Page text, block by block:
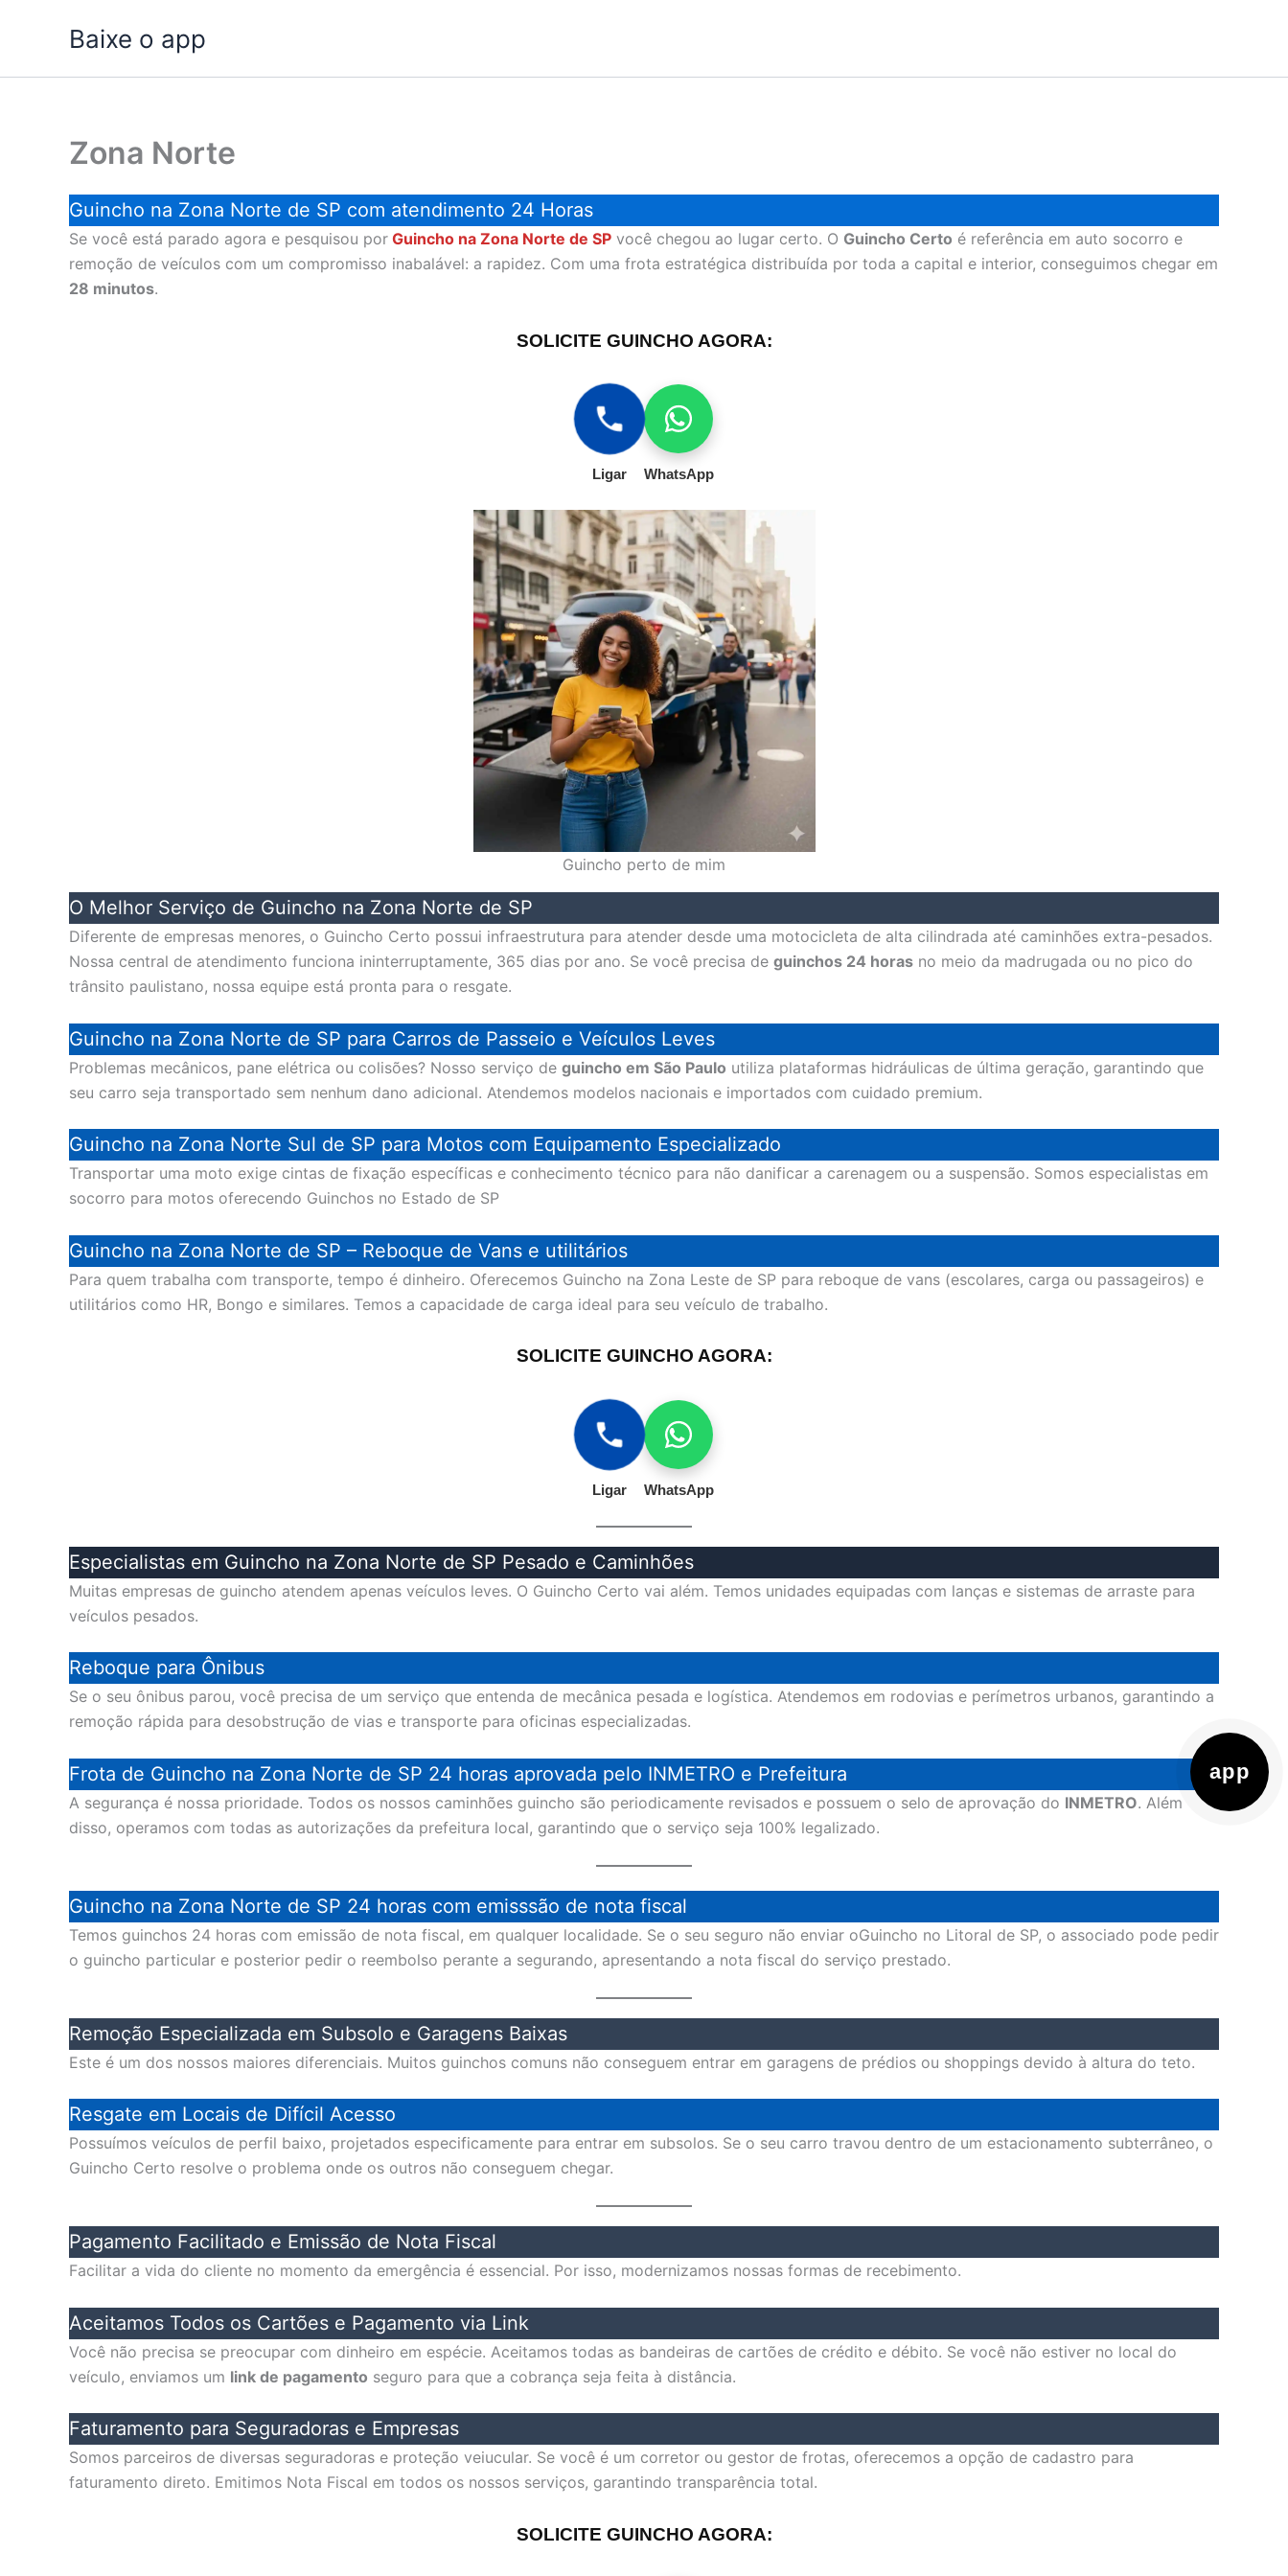
app
Baixe o app
Zona Norte
Guincho na Zona Norte de SP com atendimento 24 Horas
Se você está parado agora e pesquisou por Guincho na Zona Norte de SP você chegou ao lugar certo. O Guincho Certo é referência em auto socorro e
remoção de veículos com um compromisso inabalável: a rapidez. Com uma frota estratégica distribuída por toda a capital e interior, conseguimos chegar em
28 minutos.
SOLICITE GUINCHO AGORA:
Ligar WhatsApp
Guincho perto de mim
O Melhor Serviço de Guincho na Zona Norte de SP
Diferente de empresas menores, o Guincho Certo possui infraestrutura para atender desde uma motocicleta de alta cilindrada até caminhões extra-pesados.
Nossa central de atendimento funciona ininterruptamente, 365 dias por ano. Se você precisa de guinchos 24 horas no meio da madrugada ou no pico do
trânsito paulistano, nossa equipe está pronta para o resgate.
Guincho na Zona Norte de SP para Carros de Passeio e Veículos Leves
Problemas mecânicos, pane elétrica ou colisões? Nosso serviço de guincho em São Paulo utiliza plataformas hidráulicas de última geração, garantindo que
seu carro seja transportado sem nenhum dano adicional. Atendemos modelos nacionais e importados com cuidado premium.
Guincho na Zona Norte Sul de SP para Motos com Equipamento Especializado
Transportar uma moto exige cintas de fixação específicas e conhecimento técnico para não danificar a carenagem ou a suspensão. Somos especialistas em
socorro para motos oferecendo Guinchos no Estado de SP
Guincho na Zona Norte de SP – Reboque de Vans e utilitários
Para quem trabalha com transporte, tempo é dinheiro. Oferecemos Guincho na Zona Leste de SP para reboque de vans (escolares, carga ou passageiros) e
utilitários como HR, Bongo e similares. Temos a capacidade de carga ideal para seu veículo de trabalho.
SOLICITE GUINCHO AGORA:
Ligar WhatsApp
Especialistas em Guincho na Zona Norte de SP Pesado e Caminhões
Muitas empresas de guincho atendem apenas veículos leves. O Guincho Certo vai além. Temos unidades equipadas com lanças e sistemas de arraste para
veículos pesados.
Reboque para Ônibus
Se o seu ônibus parou, você precisa de um serviço que entenda de mecânica pesada e logística. Atendemos em rodovias e perímetros urbanos, garantindo a
remoção rápida para desobstrução de vias e transporte para oficinas especializadas.
Frota de Guincho na Zona Norte de SP 24 horas aprovada pelo INMETRO e Prefeitura
A segurança é nossa prioridade. Todos os nossos caminhões guincho são periodicamente revisados e possuem o selo de aprovação do INMETRO. Além
disso, operamos com todas as autorizações da prefeitura local, garantindo que o serviço seja 100% legalizado.
Guincho na Zona Norte de SP 24 horas com emisssão de nota fiscal
Temos guinchos 24 horas com emissão de nota fiscal, em qualquer localidade. Se o seu seguro não enviar oGuincho no Litoral de SP, o associado pode pedir
o guincho particular e posterior pedir o reembolso perante a segurando, apresentando a nota fiscal do serviço prestado.
Remoção Especializada em Subsolo e Garagens Baixas
Este é um dos nossos maiores diferenciais. Muitos guinchos comuns não conseguem entrar em garagens de prédios ou shoppings devido à altura do teto.
Resgate em Locais de Difícil Acesso
Possuímos veículos de perfil baixo, projetados especificamente para entrar em subsolos. Se o seu carro travou dentro de um estacionamento subterrâneo, o
Guincho Certo resolve o problema onde os outros não conseguem chegar.
Pagamento Facilitado e Emissão de Nota Fiscal
Facilitar a vida do cliente no momento da emergência é essencial. Por isso, modernizamos nossas formas de recebimento.
Aceitamos Todos os Cartões e Pagamento via Link
Você não precisa se preocupar com dinheiro em espécie. Aceitamos todas as bandeiras de cartões de crédito e débito. Se você não estiver no local do
veículo, enviamos um link de pagamento seguro para que a cobrança seja feita à distância.
Faturamento para Seguradoras e Empresas
Somos parceiros de diversas seguradoras e proteção veiucular. Se você é um corretor ou gestor de frotas, oferecemos a opção de cadastro para
faturamento direto. Emitimos Nota Fiscal em todos os nossos serviços, garantindo transparência total.
SOLICITE GUINCHO AGORA: